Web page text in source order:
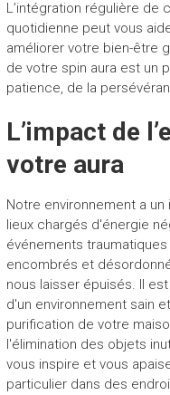
L’intégration régulière de
quotidienne peut vous
améliorer votre bien-être
de votre spin aura est un
patience, de la
L’impact de
votre aura
Notre environnement a
lieux chargés d'énergie
événements
encombrés et
nous laisser épuisés. Il
d'un environnement sain
purification de votre
l'élimination des objets
vous inspire et vous
particulier dans des